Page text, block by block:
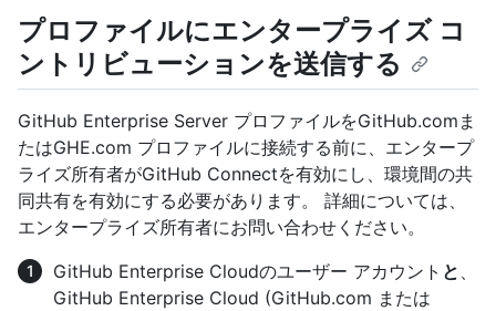
プロファイルにエンタープライズ コ
ントリビューションを送信する
GitHub Enterprise Server プロファイルをGitHub.comま
たはGHE.com プロファイルに接続する前に、エンタープ
ライズ所有者がGitHub Connectを有効にし、環境間の共
同共有を有効にする必要があります。 詳細については、
エンタープライズ所有者にお問い合わせください。
GitHub Enterprise Cloudのユーザー アカウント と 、
GitHub Enterprise Cloud (GitHub.com または